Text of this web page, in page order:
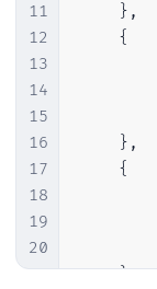
11
12
13
14
15
16
17
18
19
20
21
    },
    {
    },
    {
    },